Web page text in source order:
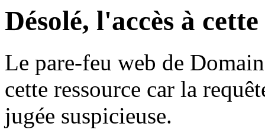
Désolé, l'accès à
Le pare-feu web de
cette ressource car la
jugée suspicieuse.